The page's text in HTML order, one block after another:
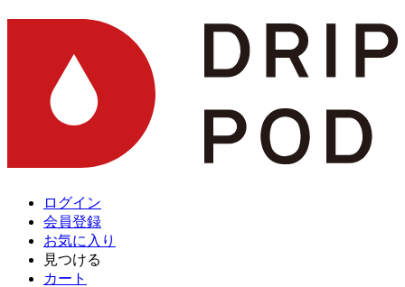
ログイン
会員登録
お気に入り
見つける
カート